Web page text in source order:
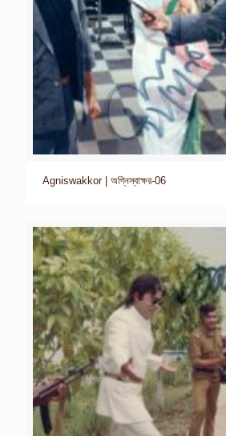
Agniswakkor | অগ্নিস্বাক্ষর-06